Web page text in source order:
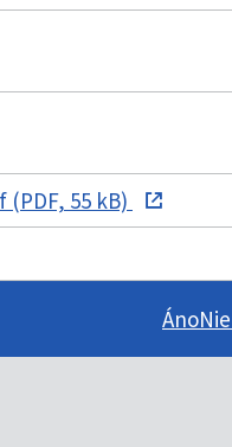
55 kB)
ÁnoNie